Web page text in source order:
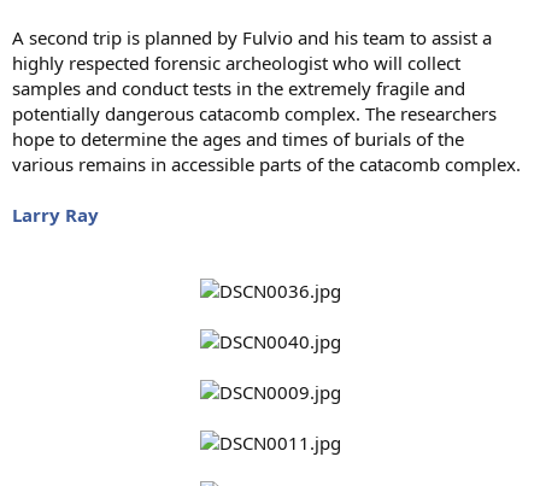
A second trip is planned by Fulvio and his team to assist a
highly respected forensic archeologist who will collect
samples and conduct tests in the extremely fragile and
potentially dangerous catacomb complex. The researchers
hope to determine the ages and times of burials of the
various remains in accessible parts of the catacomb complex.
Larry Ray